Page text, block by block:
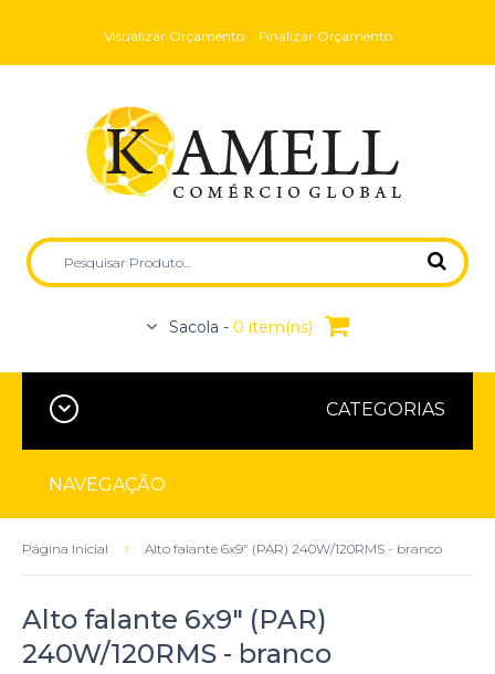
Visualizar Orçamento Finalizar Orçamento
Sacola - 0 item(ns)
CATEGORIAS
NAVEGAÇÃO
Página Inicial Alto falante 6x9" (PAR) 240W/120RMS - branco
Alto falante 6x9" (PAR)
240W/120RMS - branco